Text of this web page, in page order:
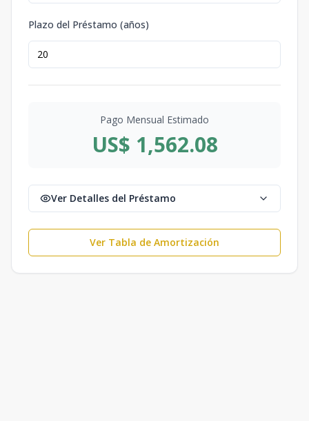
Plazo del Préstamo (años)
Pago Mensual Estimado
US$ 1,562.08
Ver Detalles del Préstamo
Ver Tabla de Amortización